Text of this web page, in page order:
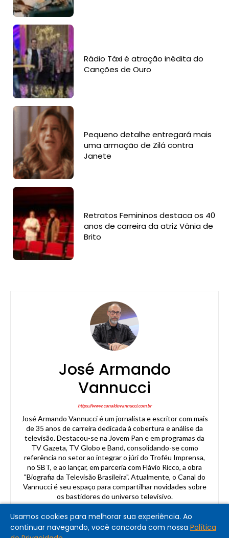
Rádio Táxi é atração inédita do
Canções de Ouro
Pequeno detalhe entregará mais
uma armação de Zilá contra
Janete
Retratos Femininos destaca os 40
anos de carreira da atriz Vânia de
Brito
José Armando
Vannucci
https://www.canaldovannucci.com.br
José Armando Vannucci é um jornalista e escritor com mais
de 35 anos de carreira dedicada à cobertura e análise da
televisão. Destacou-se na Jovem Pan e em programas da
TV Gazeta, TV Globo e Band, consolidando-se como
referência no setor ao integrar o júri do Troféu Imprensa,
no SBT, e ao lançar, em parceria com Flávio Ricco, a obra
"Biografia da Televisão Brasileira". Atualmente, o Canal do
Vannucci é seu espaço para compartilhar novidades sobre
os bastidores do universo televisivo.
Usamos cookies para melhorar sua experiência. Ao
continuar navegando, você concorda com nossa Política